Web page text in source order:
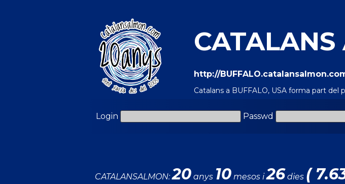
http://
Catalans a BUFFALO, USA forma part del
Login Passwd
CATALANSALMON:20anys 10mesos i26dies (